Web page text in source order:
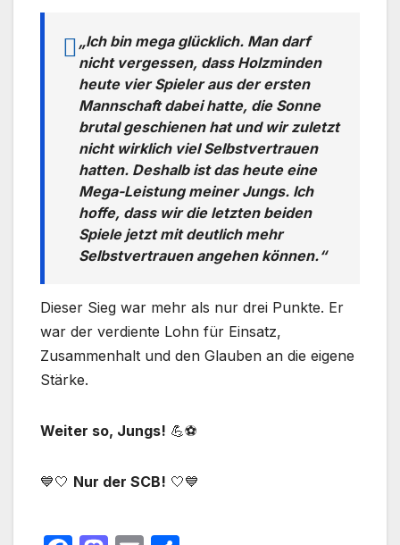
„Ich bin mega glücklich. Man darf
nicht vergessen, dass Holzminden
heute vier Spieler aus der ersten
Mannschaft dabei hatte, die Sonne
brutal geschienen hat und wir zuletzt
nicht wirklich viel Selbstvertrauen
hatten. Deshalb ist das heute eine
Mega-Leistung meiner Jungs. Ich
hoffe, dass wir die letzten beiden
Spiele jetzt mit deutlich mehr
Selbstvertrauen angehen können.“
Dieser Sieg war mehr als nur drei Punkte. Er
war der verdiente Lohn für Einsatz,
Zusammenhalt und den Glauben an die eigene
Stärke.
Weiter so, Jungs! 💪⚽
💙🤍 Nur der SCB! 🤍💙